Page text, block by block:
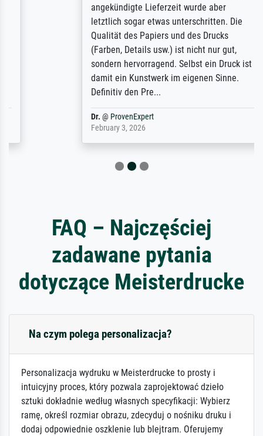
angekündigte Lieferzeit wurde aber
letztlich sogar etwas unterschritten. Die
Qualität des Papiers und des Drucks
(Farben, Details usw.) ist nicht nur gut,
sondern hervorragend. Selbst ein Druck ist
damit ein Kunstwerk im eigenen Sinne.
Definitiv den Pre...
ProvenExpert
February 3, 2026
FAQ – Najczęściej
zadawane pytania
dotyczące Meisterdrucke
Na czym polega personalizacja?
Personalizacja wydruku w Meisterdrucke to prosty i
intuicyjny proces, który pozwala zaprojektować dzieło
sztuki dokładnie według własnych specyfikacji: Wybierz
ramę, określ rozmiar obrazu, zdecyduj o nośniku druku i
dodaj odpowiednie oszklenie lub blejtram. Oferujemy